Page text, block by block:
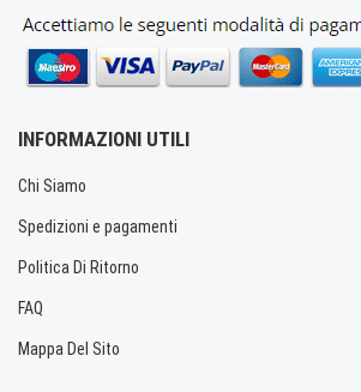
INFORMAZIONI UTILI
Chi Siamo
Spedizioni e pagamenti
Politica Di Ritorno
FAQ
Mappa Del Sito